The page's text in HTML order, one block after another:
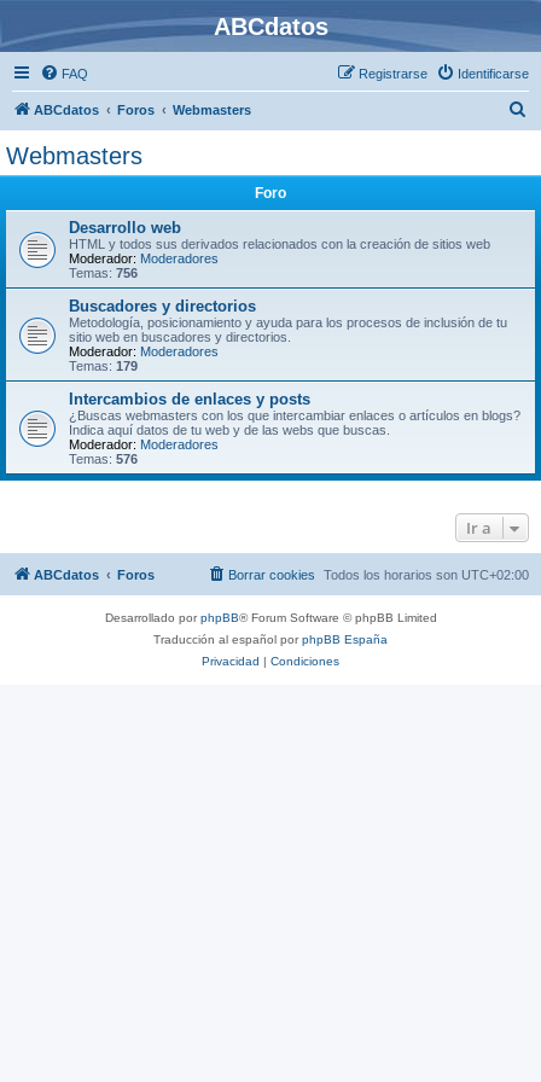
ABCdatos
FAQ Identificarse
Registrarse
ABCdatos Foros Webmasters
Webmasters
Foro
Desarrollo web
HTML y todos sus derivados relacionados con la creación de sitios web
Moderador: Moderadores
Temas: 756
Buscadores y directorios
Metodología, posicionamiento y ayuda para los procesos de inclusión de tu
sitio web en buscadores y directorios.
Moderador: Moderadores
Temas: 179
Intercambios de enlaces y posts
¿Buscas webmasters con los que intercambiar enlaces o artículos en blogs?
Indica aquí datos de tu web y de las webs que buscas.
Moderador: Moderadores
Temas: 576
Ir a
ABCdatos Foros Todos los horarios son UTC+02:00
Borrar cookies
Desarrollado porphpBB® Forum Software © phpBB Limited
Traducción al español porphpBB España
Privacidad | Condiciones